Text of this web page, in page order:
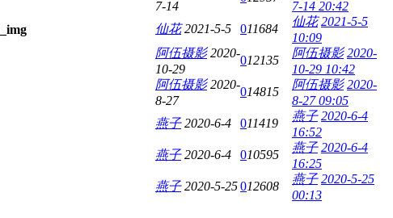
7-14
7-14 20:42
仙花 2021-5-5 011684
仙花 2021-5-5
10:09
阿伍摄影 2020-
10-29
012135
阿伍摄影 2020-
10-29 10:42
阿伍摄影 2020-
8-27
014815
阿伍摄影 2020-
8-27 09:05
燕子 2020-6-4 011419
燕子 2020-6-4
16:52
燕子 2020-6-4 010595
燕子 2020-6-4
16:25
燕子 2020-5-25012608
燕子 2020-5-25
00:13